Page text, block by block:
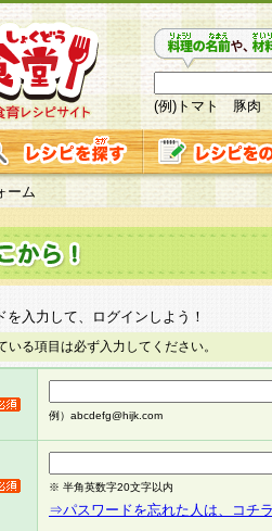
(例)トマト 豚肉
ーム
入力して、ログインしよう！
いる項目は必ず入力してください。
例）abcdefg@hijk.com
※ 半角英数字20文字以内
⇒パスワードを忘れた人は、コチ